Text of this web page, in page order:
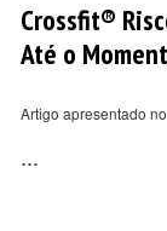
Crossfit®
Até o
Artigo apresentado
...